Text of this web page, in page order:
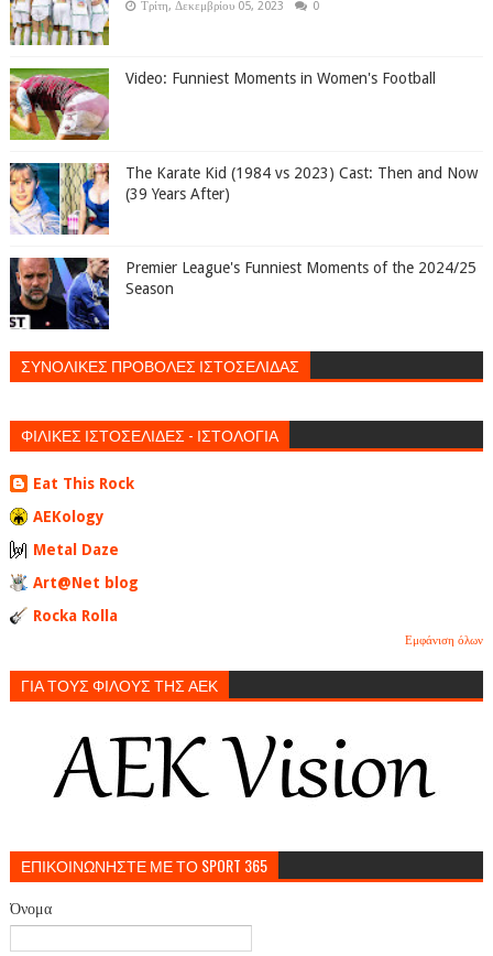
Τρίτη, Δεκεμβρίου 05, 2023 0
Video: Funniest Moments in Women's Football
The Karate Kid (1984 vs 2023) Cast: Then and Now
(39 Years After)
Premier League's Funniest Moments of the 2024/25
Season
ΣΥΝΟΛΙΚΕΣ ΠΡΟΒΟΛΕΣ ΙΣΤΟΣΕΛΙΔΑΣ
ΦΙΛΙΚΕΣ ΙΣΤΟΣΕΛΙΔΕΣ - ΙΣΤΟΛΟΓΙΑ
Eat This Rock
AEKology
Metal Daze
Art@Net blog
Rocka Rolla
Εμφάνιση όλων
ΓΙΑ ΤΟΥΣ ΦΙΛΟΥΣ ΤΗΣ ΑΕΚ
ΕΠΙΚΟΙΝΩΝΗΣΤΕ ΜΕ ΤΟ SPORT 365
Όνομα